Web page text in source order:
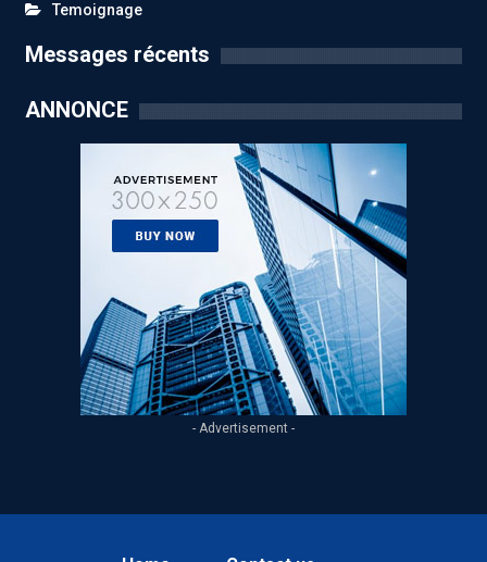
Temoignage
Messages récents
ANNONCE
- Advertisement -